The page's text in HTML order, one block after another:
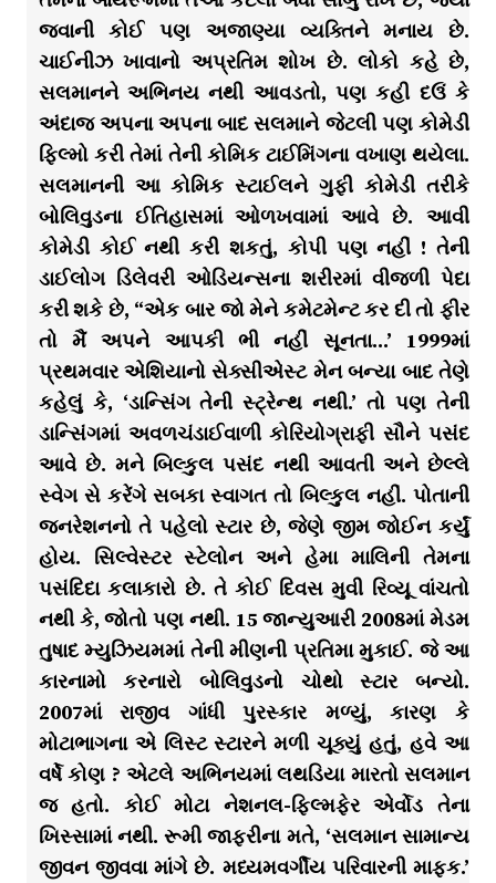
જવાની કોઈ પણ અજાણ્યા વ્યક્તિને મનાય છે.
ચાઈનીઝ ખાવાનો અપ્રતિમ શોખ છે. લોકો કહે છે,
સલમાનને અભિનય નથી આવડતો, પણ કહી દઉં કે
અંદાજ અપના અપના બાદ સલમાને જેટલી પણ કોમેડી
ફિલ્મો કરી તેમાં તેની કોમિક ટાઈમિંગના વખાણ થયેલા.
સલમાનની આ કોમિક સ્ટાઈલને ગુફી કોમેડી તરીકે
બોલિવુડના ઈતિહાસમાં ઓળખવામાં આવે છે. આવી
કોમેડી કોઈ નથી કરી શકતું, કોપી પણ નહીં ! તેની
ડાઈલોગ ડિલેવરી ઓડિયન્સના શરીરમાં વીજળી પેદા
કરી શકે છે, “એક બાર જો મેને કમેટમેન્ટ કર દી તો ફીર
તો મૈં અપને આપકી ભી નહીં સૂનતા…’ 1999માં
પ્રથમવાર એશિયાનો સેક્સીએસ્ટ મેન બન્યા બાદ તેણે
કહેલું કે, ‘ડાન્સિંગ તેની સ્ટ્રેન્થ નથી.’ તો પણ તેની
ડાન્સિંગમાં અવળચંડાઈવાળી કોરિયોગ્રાફી સૌને પસંદ
આવે છે. મને બિલ્કુલ પસંદ નથી આવતી અને છેલ્લે
સ્વેગ સે કરેંગે સબકા સ્વાગત તો બિલ્કુલ નહીં. પોતાની
જનરેશનનો તે પહેલો સ્ટાર છે, જેણે જીમ જોઈન કર્યું
હોય. સિલ્વેસ્ટર સ્ટેલોન અને હેમા માલિની તેમના
પસંદિદા કલાકારો છે. તે કોઈ દિવસ મુવી રિવ્યૂ વાંચતો
નથી કે, જોતો પણ નથી. 15 જાન્યુઆરી 2008માં મેડમ
તુષાદ મ્યુઝિયમમાં તેની મીણની પ્રતિમા મુકાઈ. જે આ
કારનામો કરનારો બોલિવુડનો ચોથો સ્ટાર બન્યો.
2007માં રાજીવ ગાંધી પુરસ્કાર મળ્યું, કારણ કે
મોટાભાગના એ લિસ્ટ સ્ટારને મળી ચૂક્યું હતું, હવે આ
વર્ષે કોણ ? એટલે અભિનયમાં લથડિયા મારતો સલમાન
જ હતો. કોઈ મોટા નેશનલ-ફિલ્મફેર એર્વોડ તેના
ખિસ્સામાં નથી. રૂમી જાફરીના મતે, ‘સલમાન સામાન્ય
જીવન જીવવા માંગે છે. મધ્યમવર્ગીય પરિવારની માફક.’